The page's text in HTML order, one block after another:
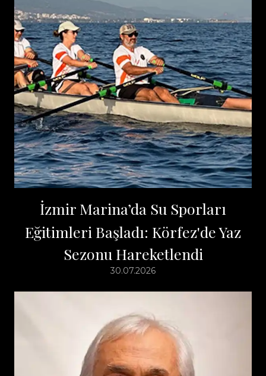
İzmir Marina’da Su Sporları
Eğitimleri Başladı: Körfez'de Yaz
Sezonu Hareketlendi
30.07.2026